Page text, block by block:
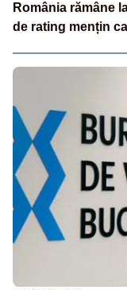
România rămâne
de rating mențin